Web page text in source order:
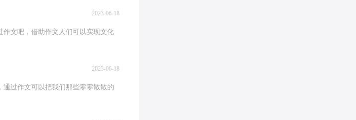
2023-06-18
吧，借助作文人们可以实现文化
2023-06-18
作文可以把我们那些零零散散的